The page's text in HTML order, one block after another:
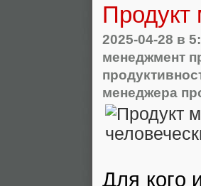
2025-04-28 в
менеджмент
менеджера
Для кого